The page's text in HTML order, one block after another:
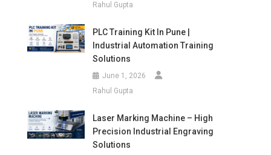
Rahul Gupta
PLC Training Kit In Pune |
Industrial Automation Training
Solutions
June 1, 2026
Rahul Gupta
Laser Marking Machine – High
Precision Industrial Engraving
Solutions